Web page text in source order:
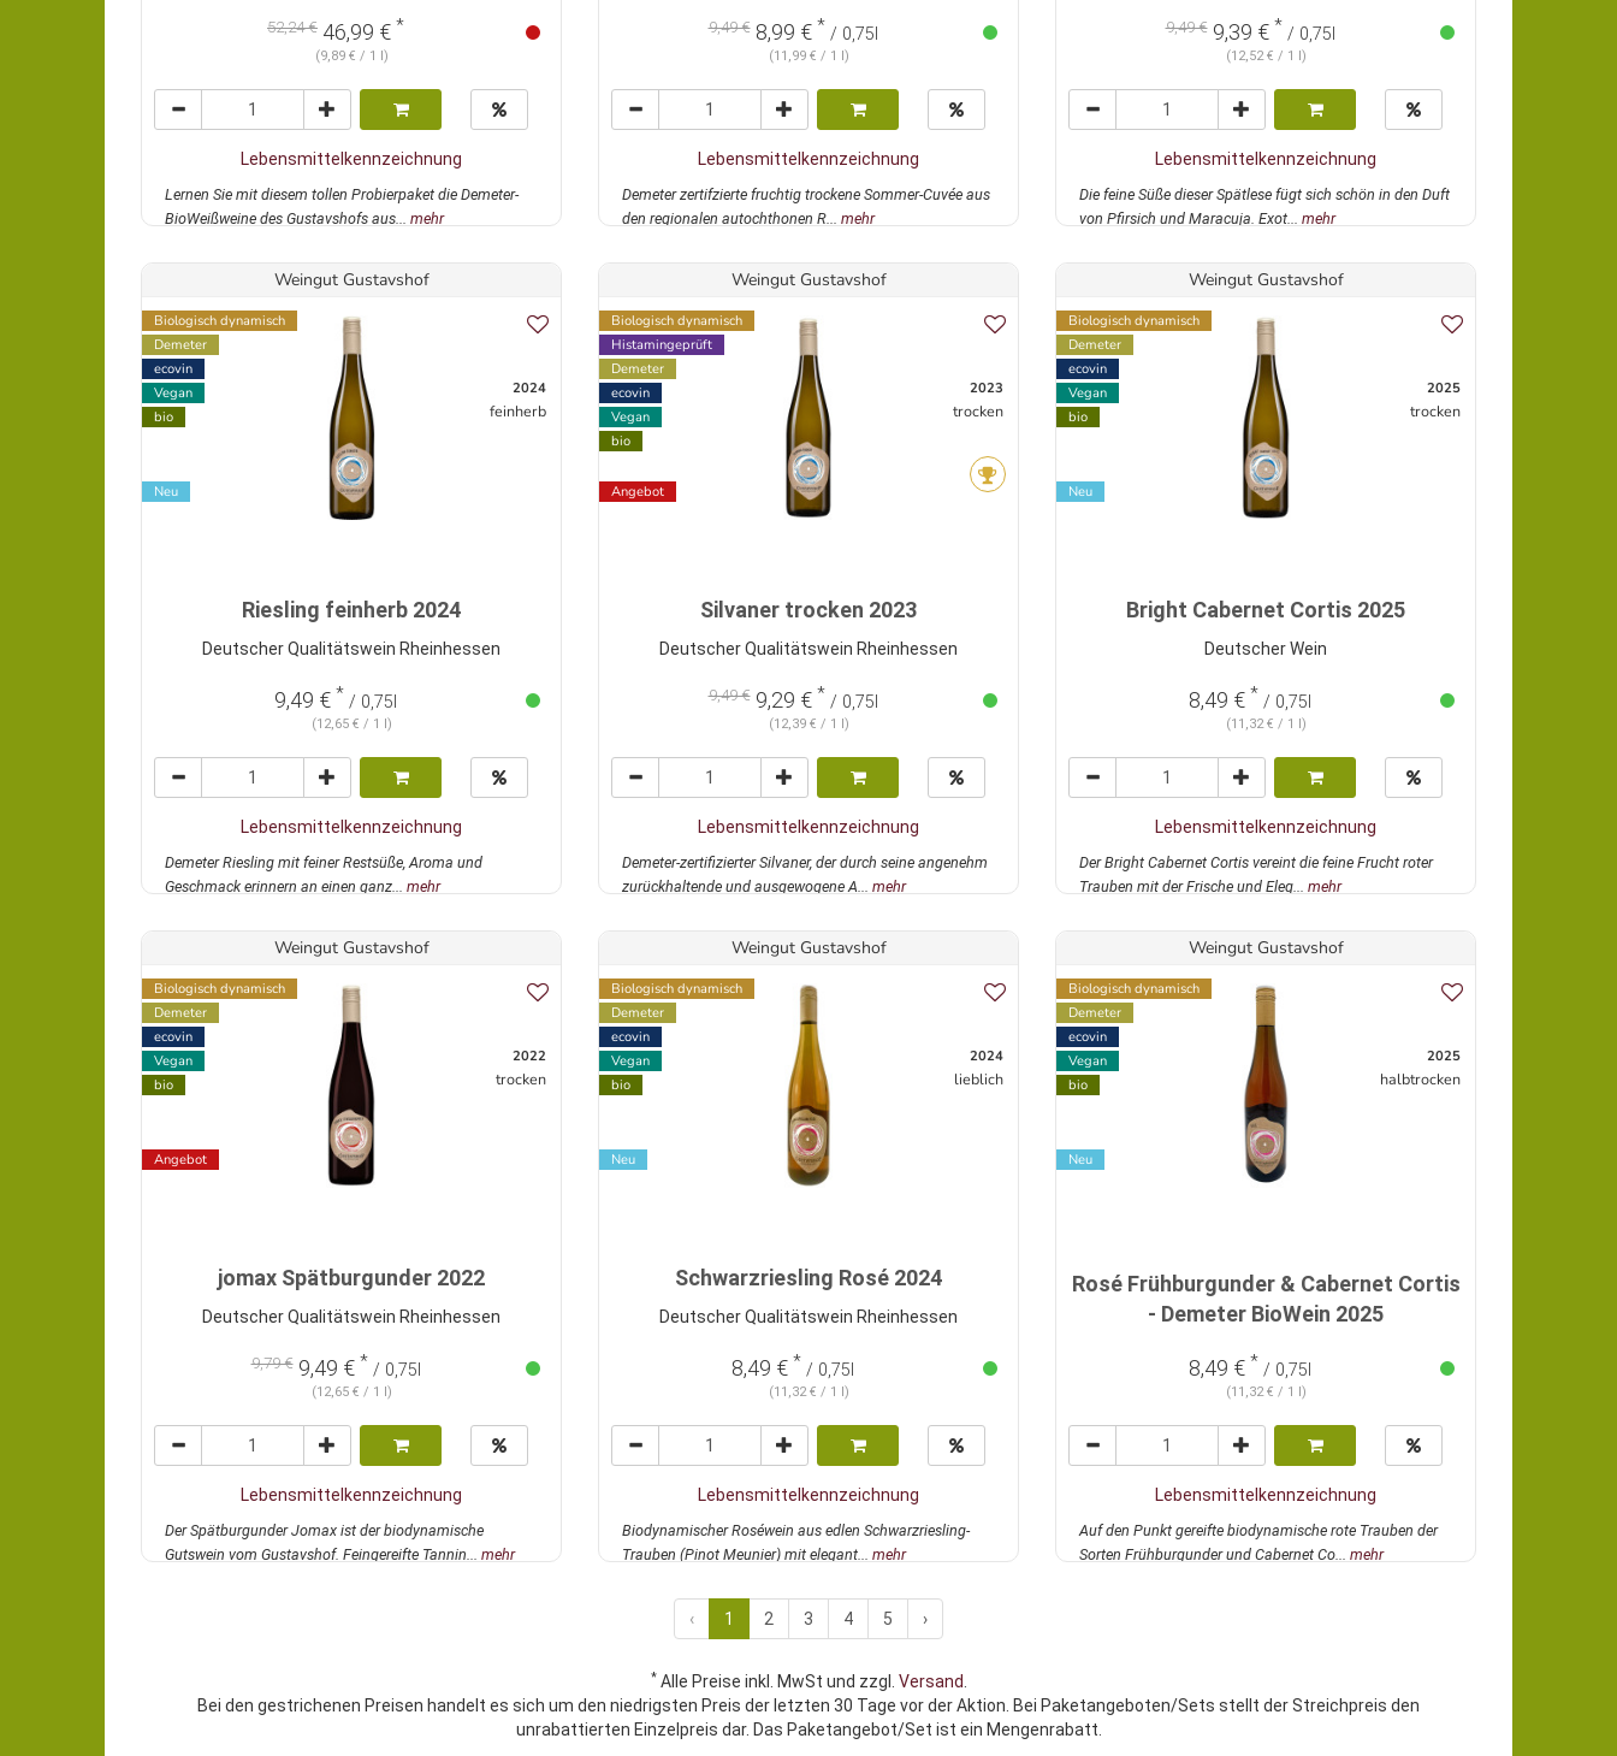
52,24 € 46,99 € *
(9,89 € / 1 l)
Lebensmittelkennzeichnung
Lernen Sie mit diesem tollen Probierpaket die Demeter-
BioWeißweine des Gustavshofs aus... mehr
9,49 €8,99 € * / 0,75l
(11,99 € / 1 l)
Lebensmittelkennzeichnung
Demeter zertifzierte fruchtig trockene Sommer-Cuvée aus
den regionalen autochthonen R... mehr
9,49 €9,39 € * / 0,75l
(12,52 € / 1 l)
Lebensmittelkennzeichnung
Die feine Süße dieser Spätlese fügt sich schön in den Duft
von Pfirsich und Maracuja. Exot... mehr
Weingut Gustavshof
Biologisch dynamisch
Demeter
ecovin
Vegan
bio
Neu
2024
feinherb
Riesling feinherb 2024
Deutscher Qualitätswein Rheinhessen
9,49 € * / 0,75l
(12,65 € / 1 l)
Lebensmittelkennzeichnung
Demeter Riesling mit feiner Restsüße, Aroma und
Geschmack erinnern an einen ganz... mehr
Weingut Gustavshof
Biologisch dynamisch
Histamingeprüft
Demeter
ecovin
Vegan
bio
Angebot
2023
trocken
Silvaner trocken 2023
Deutscher Qualitätswein Rheinhessen
9,49 €9,29 € * / 0,75l
(12,39 € / 1 l)
Lebensmittelkennzeichnung
Demeter-zertifizierter Silvaner, der durch seine angenehm
zurückhaltende und ausgewogene A... mehr
Weingut Gustavshof
Biologisch dynamisch
Demeter
ecovin
Vegan
bio
Neu
2025
trocken
Bright Cabernet Cortis 2025
Deutscher Wein
8,49 € * / 0,75l
(11,32 € / 1 l)
Lebensmittelkennzeichnung
Der Bright Cabernet Cortis vereint die feine Frucht roter
Trauben mit der Frische und Eleg... mehr
Weingut Gustavshof
Biologisch dynamisch
Demeter
ecovin
Vegan
bio
Angebot
2022
trocken
jomax Spätburgunder 2022
Deutscher Qualitätswein Rheinhessen
9,79 €9,49 € * / 0,75l
(12,65 € / 1 l)
Lebensmittelkennzeichnung
Der Spätburgunder Jomax ist der biodynamische
Gutswein vom Gustavshof. Feingereifte Tannin... mehr
Weingut Gustavshof
Biologisch dynamisch
Demeter
ecovin
Vegan
bio
Neu
2024
lieblich
Schwarzriesling Rosé 2024
Deutscher Qualitätswein Rheinhessen
8,49 € * / 0,75l
(11,32 € / 1 l)
Lebensmittelkennzeichnung
Biodynamischer Roséwein aus edlen Schwarzriesling-
Trauben (Pinot Meunier) mit elegant... mehr
Weingut Gustavshof
Biologisch dynamisch
Demeter
ecovin
Vegan
bio
Neu
2025
halbtrocken
Rosé Frühburgunder & Cabernet Cortis
- Demeter BioWein 2025
8,49 € * / 0,75l
(11,32 € / 1 l)
Lebensmittelkennzeichnung
Auf den Punkt gereifte biodynamische rote Trauben der
Sorten Frühburgunder und Cabernet Co... mehr
‹ 1 2 3 4 5 ›
*Alle Preise inkl. MwSt und zzgl. Versand.
Bei den gestrichenen Preisen handelt es sich um den niedrigsten Preis der letzten 30 Tage vor der Aktion. Bei Paketangeboten/Sets stellt der Streichpreis den
unrabattierten Einzelpreis dar. Das Paketangebot/Set ist ein Mengenrabatt.